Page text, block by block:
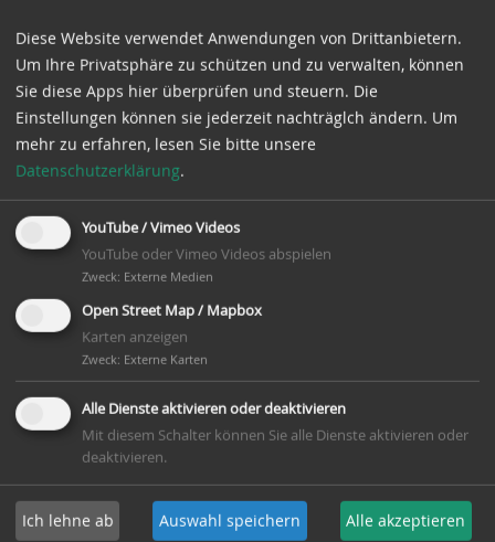
Mühlendatenbank der
DGM
Infos
Galerieholländer mit Steert und Segelflügeln um
1800 erbaut unter Verwendung vieler Teile der
Bockwindmühle die hier um 1650 errichtet worden
war; 2021-2022 vollständig restauriert, Technik im
Originalzustand
Kontakt
Heimatverein Essen, Karl-Heinz Schnieder
E-Mail:
Webseite:https://www.medienwerkstatt-
online.de/lws_wissen/vorlagen/showcard.php?
Aktionen am Mühlentag
Diese Website verwendet Anwendungen von Drittanbietern.
Um Ihre Privatsphäre zu schützen und zu verwalten, können
Sie diese Apps hier überprüfen und steuern. Die
Einstellungen können sie jederzeit nachträglch ändern. Um
mehr zu erfahren, lesen Sie bitte unsere
Datenschutzerklärung.
YouTube / Vimeo Videos
YouTube oder Vimeo Videos abspielen
Zweck: Externe Medien
Open Street Map / Mapbox
Karten anzeigen
Zweck: Externe Karten
Alle Dienste aktivieren oder deaktivieren
Mit diesem Schalter können Sie alle Dienste aktivieren oder
deaktivieren.
Ich lehne ab Auswahl speichern Alle akzeptieren